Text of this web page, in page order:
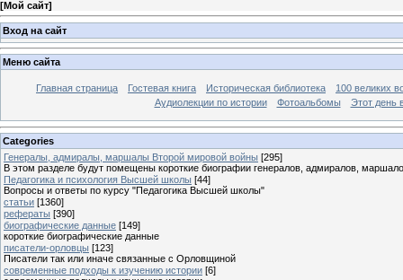
[Мой сайт]
Вход на сайт
Меню сайта
Главная страница Гостевая книга Историческая библиотека
100 великих
Аудиолекции по истории
Фотоальбомы Этот день
Categories
Генералы, адмиралы, маршалы Второй мировой войны [295]
В этом разделе будут помещены короткие биографии генералов, адмиралов,
Педагогика и психология Высшей школы [44]
Вопросы и ответы по курсу "Педагогика Высшей школы"
статьи [1360]
рефераты [390]
биографические данные [149]
короткие биографические данные
писатели-орловцы [123]
Писатели так или иначе связанные с Орловщиной
современные подходы к изучению истории [6]